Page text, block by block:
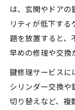
は、玄関やドアの
リティが低下する
題を放置すると、
早めの修理や交換
鍵修理サービスに
シリンダー交換や
切り替えなど、複